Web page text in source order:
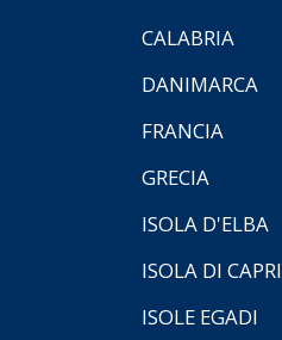
CALABRIA
DANIMARCA
FRANCIA
GRECIA
ISOLA D'ELBA
ISOLA DI CAPRI
ISOLE EGADI